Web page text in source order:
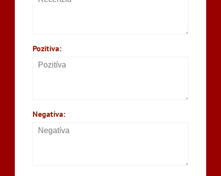
Pozitíva:
Negatíva: